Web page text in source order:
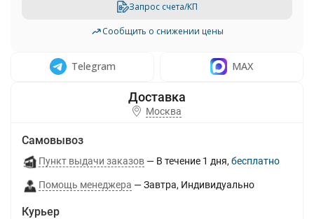
Запрос счета/КП
Сообщить о снижении цены
Telegram MAX
Москва
Самовывоз
Пункт выдачи заказов В течение 1 дня Бесплатно
Помощь менеджера Завтра Индивидуально
Курьер